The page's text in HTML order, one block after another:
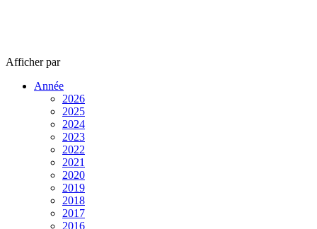
Afficherpar
Année
2026
2025
2024
2023
2022
2021
2020
2019
2018
2017
2016